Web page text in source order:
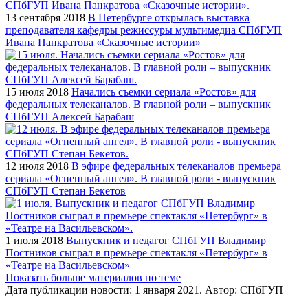
13 сентября 2018 В Петербурге открылась выставка
преподавателя кафедры режиссуры мультимедиа СПбГУП
Ивана Панкратова «Сказочные истории»
15 июля 2018 Начались съемки сериала «Ростов» для
федеральных телеканалов. В главной роли – выпускник
СПбГУП Алексей Барабаш
12 июля 2018 В эфире федеральных телеканалов премьера
сериала «Огненный ангел». В главной роли - выпускник
СПбГУП Степан Бекетов
1 июля 2018 Выпускник и педагог СПбГУП Владимир
Постников сыграл в премьере спектакля «Петербург» в
«Театре на Васильевском»
Показать больше материалов по теме
Дата публикации новости: 1 января 2021 . Автор: СПбГУП